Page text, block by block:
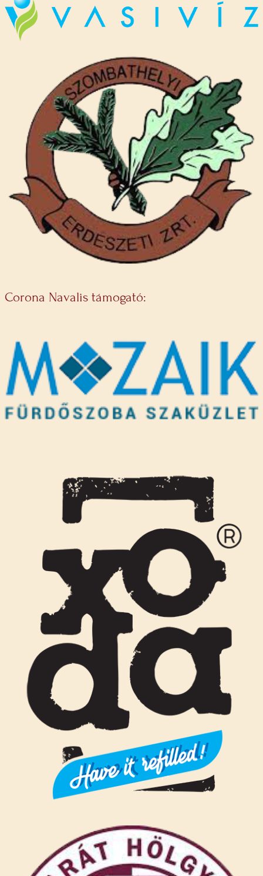
Corona Navalis támogató: